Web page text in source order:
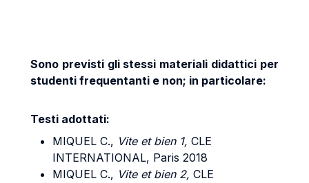
Sono previsti gli stessi materiali didattici per
studenti frequentanti e non; in particolare:
Testi adottati:
MIQUEL C., Vite et bien 1, CLE
INTERNATIONAL, Paris 2018
MIQUEL C., Vite et bien 2, CLE